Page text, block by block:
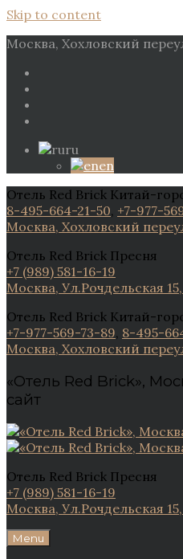
Skip to content
Москва, Хохловский
ru
en
Отель Red Brick Китай-
8-495-664-21-50, +7-977-
Москва, Хохловский
Отель Red Brick Пресня
+7 (989) 581-16-19
Москва, Ул.Рочдельская
Отель Red Brick Китай-
+7-977-569-73-89, 8-495-
Москва, Хохловский
«Отель Red Brick»,
сайт
Отель Red Brick Пресня
+7 (989) 581-16-19
Москва, Ул.Рочдельская
Menu